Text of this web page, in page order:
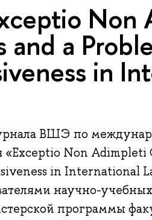
Non
and a
in
ВШЭ по
«Exceptio Non Adimpleti
in International
научно-
программы